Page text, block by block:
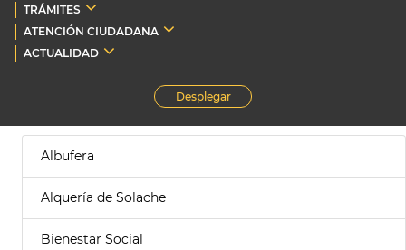
TRÁMITES
ATENCIÓN CIUDADANA
ACTUALIDAD
Desplegar
Albufera
Alquería de Solache
Bienestar Social